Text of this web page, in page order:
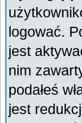
logować.
jest
nim
podałeś
jest